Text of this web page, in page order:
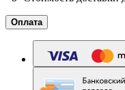
Оплата